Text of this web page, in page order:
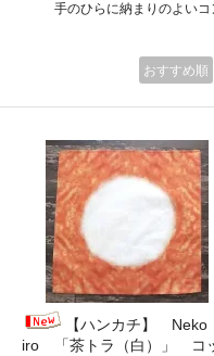
手のひらに納まりのよいコ
おすすめ順
【ハンカチ】 Neko
iro 「茶トラ（白）」 コ